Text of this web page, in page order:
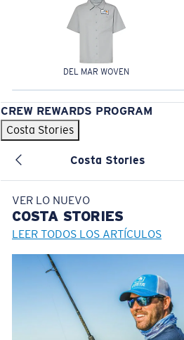
DEL MAR WOVEN
CREW REWARDS PROGRAM
Costa Stories
Costa Stories
VER LO NUEVO
COSTA STORIES
LEER TODOS LOS ARTÍCULOS